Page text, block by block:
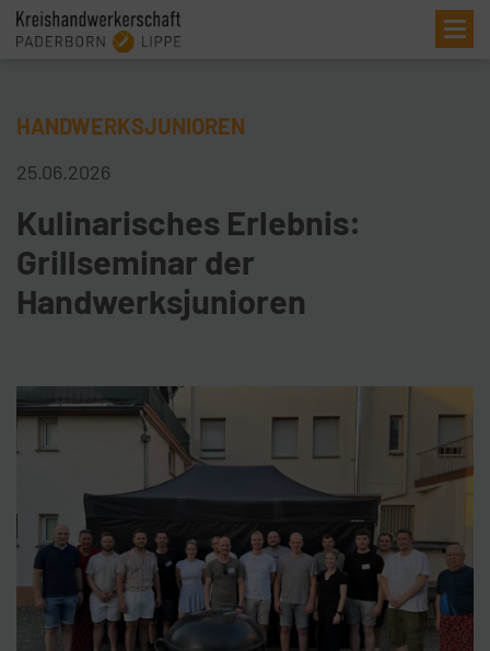
HANDWERKSJUNIOREN
25.06.2026
Kulinarisches Erlebnis:
Grillseminar der
Handwerksjunioren